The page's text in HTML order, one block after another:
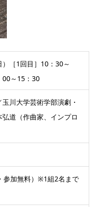
［1回目］10：30～
00～15：30
川大学芸術学部演劇・
道（作曲家、インプロ
参加無料）※1組2名まで